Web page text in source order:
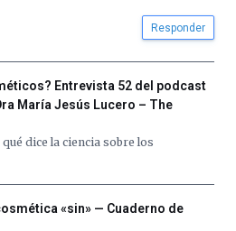
Responder
Entrevista 52 del podcast
María Jesús Lucero – The
dice la ciencia sobre los
«sin» — Cuaderno de